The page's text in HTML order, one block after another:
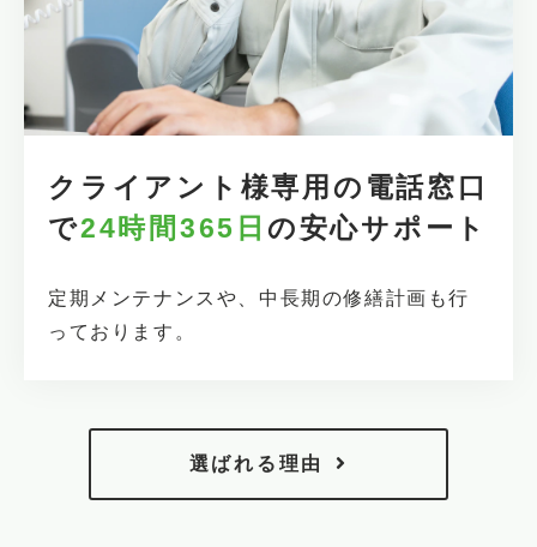
クライアント様専用の電話窓口
で24時間365日 の安心サポート
定期メンテナンスや、中長期の修繕計画も行
っております。
選ばれる理由